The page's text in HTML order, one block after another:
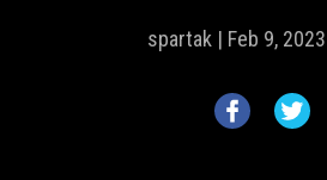
spartak | Feb 9,